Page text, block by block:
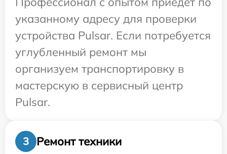
указанному адресу для проверки
устройства Pulsar. Если потребуется
углубленный ремонт мы
организуем транспортировку в
мастерскую в сервисный центр
Pulsar.
3
Ремонт техники